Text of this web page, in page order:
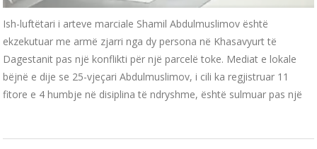
Ish-luftëtari i arteve marciale Shamil Abdulmuslimov është
ekzekutuar me armë zjarri nga dy persona në Khasavyurt të
Dagestanit pas një konflikti për një parcelë toke. Mediat e lokale
bëjnë e dije se 25-vjeçari Abdulmuslimov, i cili ka regjistruar 11
fitore e 4 humbje në disiplina të ndryshme, është sulmuar pas një